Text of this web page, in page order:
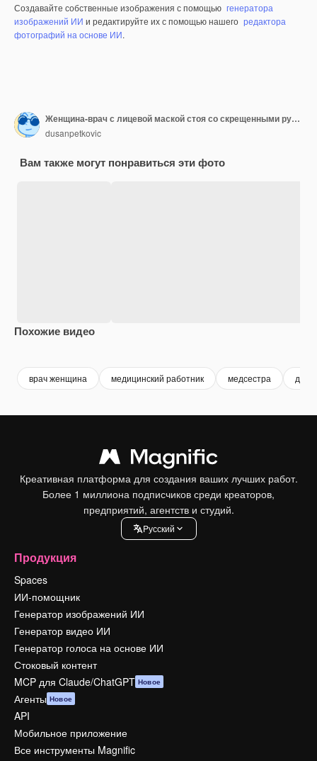
Создавайте собственные изображения с помощью генератора
изображений ИИ и редактируйте их с помощью нашего редактора
фотографий на основе ИИ.
Женщина-врач с лицевой маской стоя со скрещенными руками и глядя в камеру. Она готова спасать жизни.
dusanpetkovic
Вам также могут понравиться эти фото
Похожие видео
врач женщина медицинский работник медсестра
Креативная платформа для создания ваших лучших работ.
Более 1 миллиона подписчиков среди креаторов,
предприятий, агентств и студий.
Pусский
Продукция
Spaces
ИИ-помощник
Генератор изображений ИИ
Генератор видео ИИ
Генератор голоса на основе ИИ
Стоковый контент
MCP для Claude/ChatGPT Новое
Агенты Новое
API
Мобильное приложение
Все инструменты Magnific